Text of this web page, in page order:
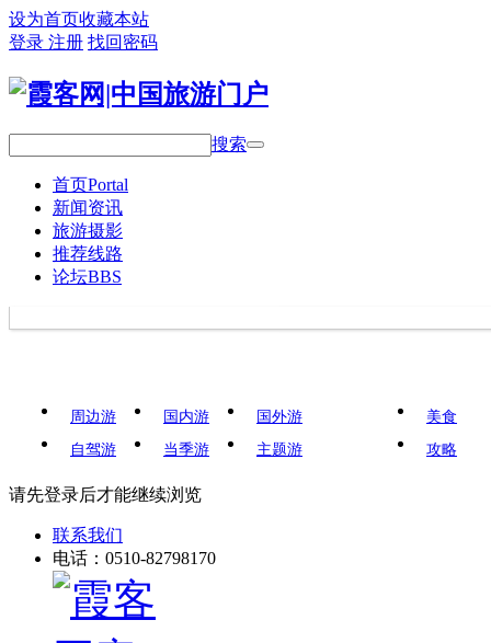
设为首页收藏本站
登录 注册 找回密码
搜索
首页Portal
新闻资讯
旅游摄影
推荐线路
论坛BBS
周边游 国内游
国外游
自驾游
当季游 主题游
美食
攻略
请先登录后才能继续浏览
联系我们
电话：0510-82798170